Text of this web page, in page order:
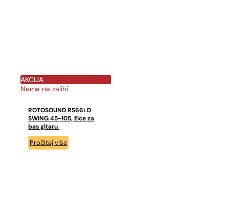
AKCIJA
Nema na zalihi
ROTOSOUND RS66LD
SWING 45-105, žice za
bas gitaru
Pročitaj više